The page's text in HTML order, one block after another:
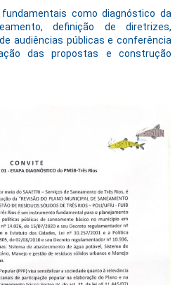
como diagnóstico da
definição de diretrizes,
audiências públicas e conferência
das propostas e construção